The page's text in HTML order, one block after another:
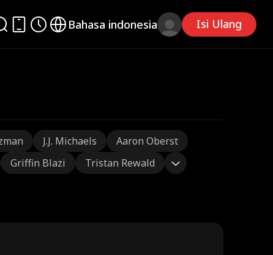
Bahasa indonesia Isi Ulang
J.J. Michaels
Aaron Oberst
Griffin Blazi Tristan Rewald